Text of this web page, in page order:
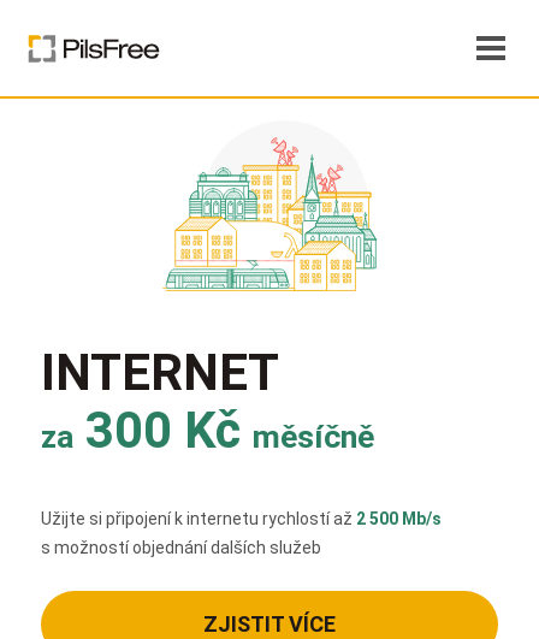
INTERNET
za300 Kč měsíčně
Užijte si připojení k internetu rychlostí až 2 500 Mb/s
s možností objednání dalších služeb
ZJISTIT VÍCE